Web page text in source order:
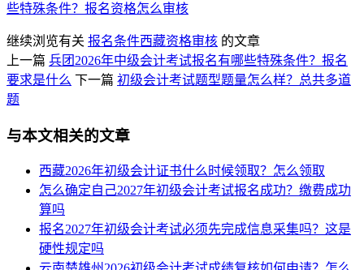
些特殊条件？报名资格怎么审核
继续浏览有关 报名条件西藏资格审核 的文章
上一篇 兵团2026年中级会计考试报名有哪些特殊条件？报名
要求是什么 下一篇 初级会计考试题型题量怎么样？总共多道
题
与本文相关的文章
西藏2026年初级会计证书什么时候领取？怎么领取
怎么确定自己2027年初级会计考试报名成功？缴费成功
算吗
报名2027年初级会计考试必须先完成信息采集吗？这是
硬性规定吗